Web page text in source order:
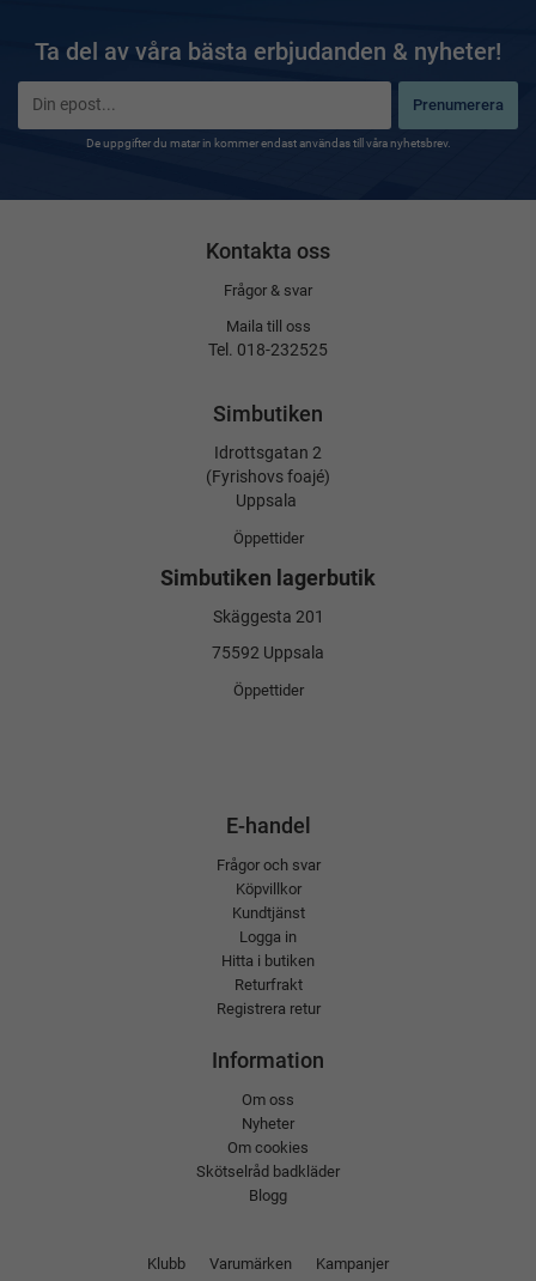
Ta del av våra bästa erbjudanden & nyheter!
Prenumerera
De uppgifter du matar in kommer endast användas till våra nyhetsbrev.
Kontakta oss
Frågor & svar
Maila till oss
Tel. 018-232525
Simbutiken
Idrottsgatan 2
(Fyrishovs foajé)
Uppsala
Öppettider
Simbutiken lagerbutik
Skäggesta 201
75592 Uppsala
Öppettider
E-handel
Frågor och svar
Köpvillkor
Kundtjänst
Logga in
Hitta i butiken
Returfrakt
Registrera retur
Information
Om oss
Nyheter
Om cookies
Skötselråd badkläder
Blogg
Klubb Varumärken Kampanjer